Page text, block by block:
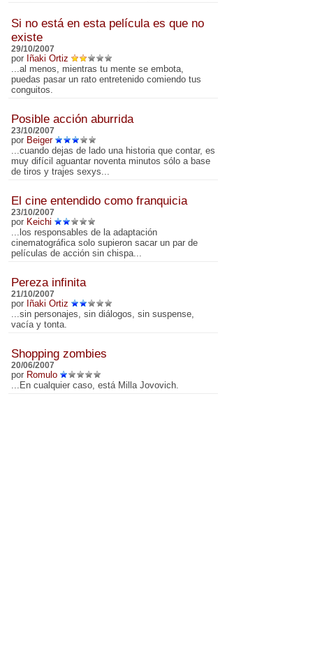
Si no está en esta película es que no
existe
29/10/2007
por Iñaki Ortiz
...al menos, mientras tu mente se embota,
puedas pasar un rato entretenido comiendo tus
conguitos.
Posible acción aburrida
23/10/2007
por Beiger
...cuando dejas de lado una historia que contar, es
muy difícil aguantar noventa minutos sólo a base
de tiros y trajes sexys...
El cine entendido como franquicia
23/10/2007
por Keichi
...los responsables de la adaptación
cinematográfica solo supieron sacar un par de
películas de acción sin chispa...
Pereza infinita
21/10/2007
por Iñaki Ortiz
...sin personajes, sin diálogos, sin suspense,
vacía y tonta.
Shopping zombies
20/06/2007
por Romulo
...En cualquier caso, está Milla Jovovich.